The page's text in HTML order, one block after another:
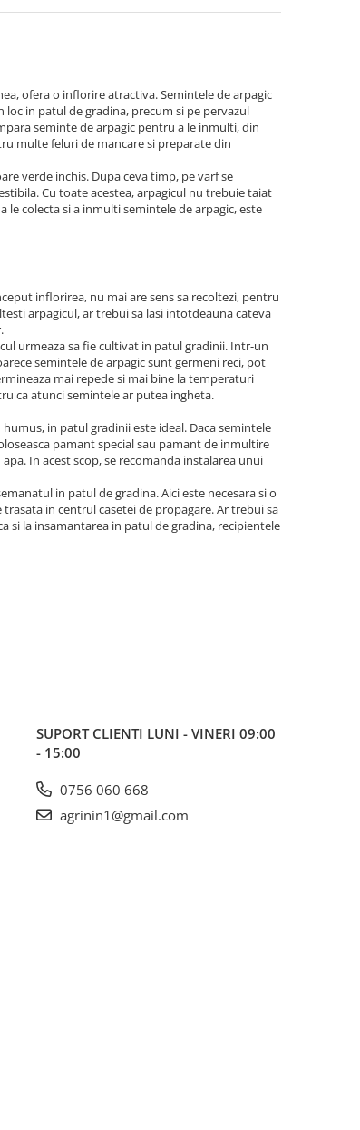
ofera o inflorire atractiva. Semintele de arpagic
in patul de gradina, precum si pe pervazul
seminte de arpagic pentru a le inmulti, din
multe feluri de mancare si preparate din
verde inchis. Dupa ceva timp, pe varf se
Cu toate acestea, arpagicul nu trebuie taiat
colecta si a inmulti semintele de arpagic, este
inflorirea, nu mai are sens sa recoltezi, pentru
arpagicul, ar trebui sa lasi intotdeauna cateva
urmeaza sa fie cultivat in patul gradinii. Intr-un
semintele de arpagic sunt germeni reci, pot
mai repede si mai bine la temperaturi
ca atunci semintele ar putea ingheta.
in patul gradinii este ideal. Daca semintele
pamant special sau pamant de inmultire
In acest scop, se recomanda instalarea unui
in patul de gradina. Aici este necesara si o
in centrul casetei de propagare. Ar trebui sa
si la insamantarea in patul de gradina, recipientele
SUPORT CLIENTI LUNI - VINERI 09:00
- 15:00
0756 060 668
agrinin1@gmail.com